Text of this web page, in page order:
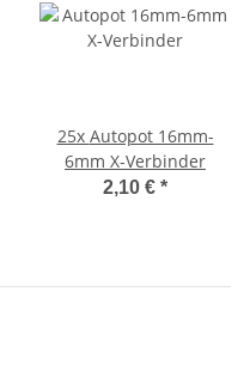
25x Autopot 16mm-
6mm X-Verbinder
2,10 € *